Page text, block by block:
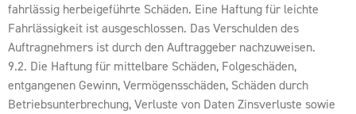
fahrlässig herbeigeführte Schäden. Eine Haftung für leichte
Fahrlässigkeit ist ausgeschlossen. Das Verschulden des
Auftragnehmers ist durch den Auftraggeber nachzuweisen.
9.2. Die Haftung für mittelbare Schäden, Folgeschäden,
entgangenen Gewinn, Vermögensschäden, Schäden durch
Betriebsunterbrechung, Verluste von Daten Zinsverluste sowie